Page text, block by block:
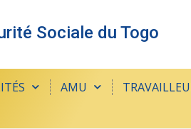
Sociale du Togo
AMU